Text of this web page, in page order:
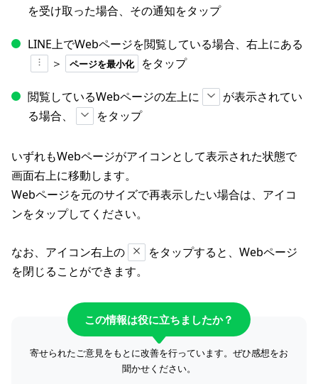
を受け取った場合、その通知をタップ
LINE上でWebページを閲覧している場合、右上にある
＞
ページを最小化 をタップ
閲覧しているWebページの左上に
が表示されてい
る場合、
をタップ
いずれもWebページがアイコンとして表示された状態で
画面右上に移動します。
Webページを元のサイズで再表示したい場合は、アイコ
ンをタップしてください。
なお、アイコン右上の
をタップすると、Webページ
を閉じることができます。
この情報は役に立ちましたか？
寄せられたご意見をもとに改善を行っています。ぜひ感想をお
聞かせください。